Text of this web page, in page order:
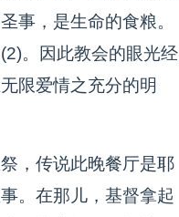
事，是生命的食粮。
。因此教会的眼光经
限爱情之充分的明
，传说此晚餐厅是耶
。在那儿，基督拿起